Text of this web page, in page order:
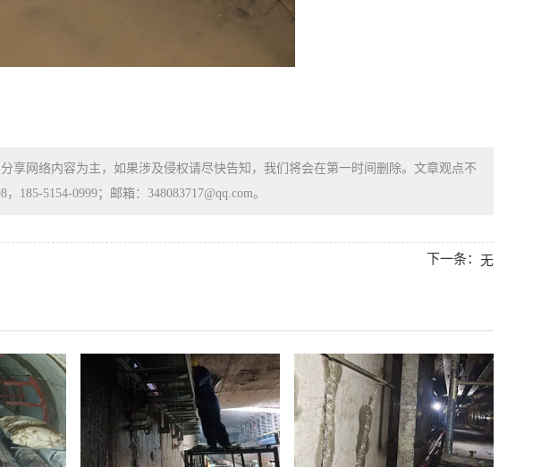
享网络内容为主，如果涉及侵权请尽快告知，我们将会在第一时间删除。文章观点不
185-5154-0999；邮箱：348083717@qq.com。
下一条： 无